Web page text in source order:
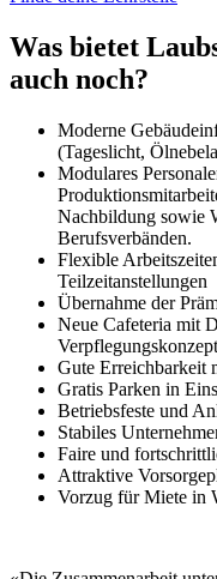
Was bietet
auch noch?
Moderne
(Tageslicht,
Modulares
Nachbildung sowie
Berufsverbänden.
Flexible
Teilzeitanstellungen
Übernahme der
Neue Cafeteria mit
Gute Erreichbarkeit
Gratis Parken in
Betriebsfeste und
Stabiles
Faire und
Attraktive
Vorzug für Miete in